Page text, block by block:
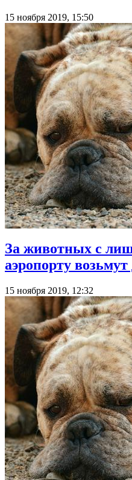
15 ноября 2019, 15:50
За животных с
аэропорту возьмут
15 ноября 2019, 12:32